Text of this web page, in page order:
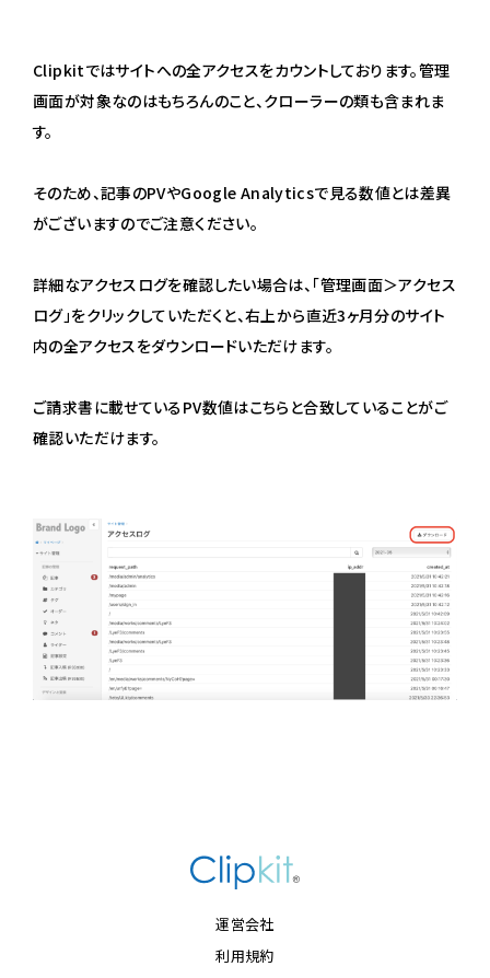
Clipkitではサイトへの全アクセスをカウントしております。管理
画面が対象なのはもちろんのこと、クローラーの類も含まれま
す。
そのため、記事のPVやGoogle Analyticsで見る数値とは差異
がございますのでご注意ください。
詳細なアクセスログを確認したい場合は、「管理画面＞アクセス
ログ」をクリックしていただくと、右上から直近3ヶ月分のサイト
内の全アクセスをダウンロードいただけます。
ご請求書に載せているPV数値はこちらと合致していることがご
確認いただけます。
運営会社
利用規約